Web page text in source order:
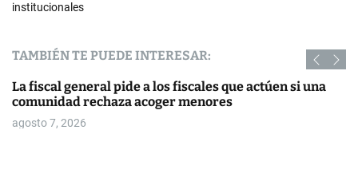
institucionales
TAMBIÉN TE PUEDE INTERESAR:
La fiscal general pide a los fiscales que actúen si una
comunidad rechaza acoger menores
agosto 7, 2026